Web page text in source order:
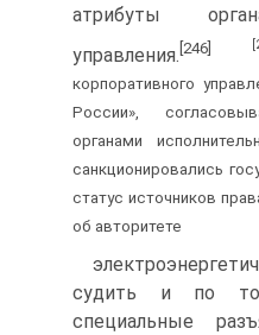
атрибуты
управления. [246]
корпоративного
России»,
органами
санкционировались
статус источников
об авторитете
судить и по
специальные